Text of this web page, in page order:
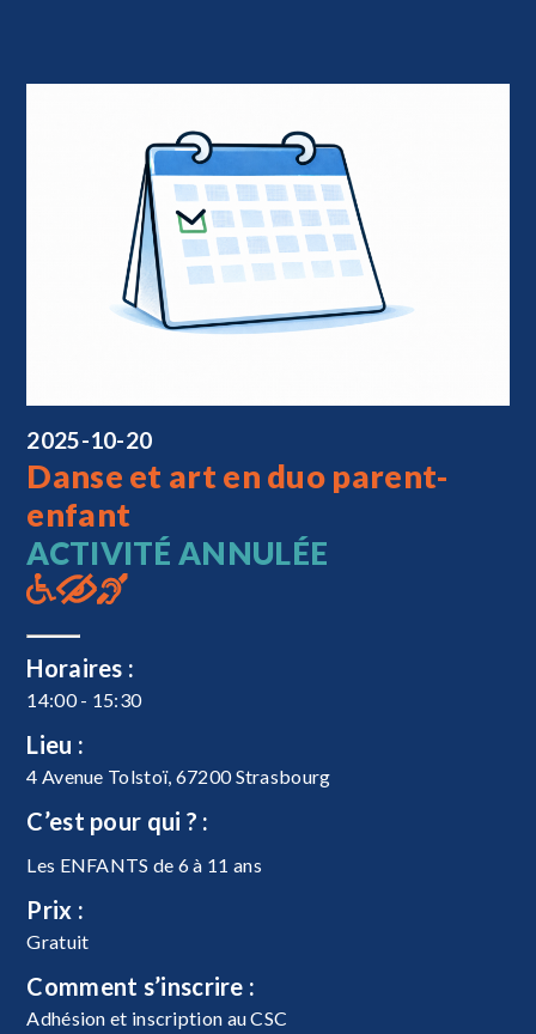
2025-10-20
Danse et art en duo parent-
enfant
ACTIVITÉ ANNULÉE
Horaires :
14:00 - 15:30
Lieu :
4 Avenue Tolstoï, 67200 Strasbourg
C’est pour qui ? :
Les ENFANTS de 6 à 11 ans
Prix :
Gratuit
Comment s’inscrire :
Adhésion et inscription au CSC